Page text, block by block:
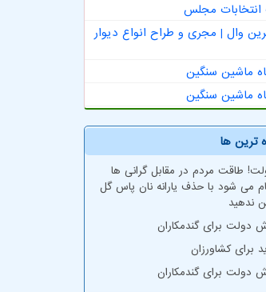
انتخابات مجلس
وال | مجری و طراح انواع دیوار
ماشین سنگین
ماشین سنگین
ترین ها
طاقت مردم در مقابل گرانی ها
می شود با حذف یارانه نان پاس گل
ندهید
دولت برای گندمکاران
برای کشاورزان
دولت برای گندمکاران